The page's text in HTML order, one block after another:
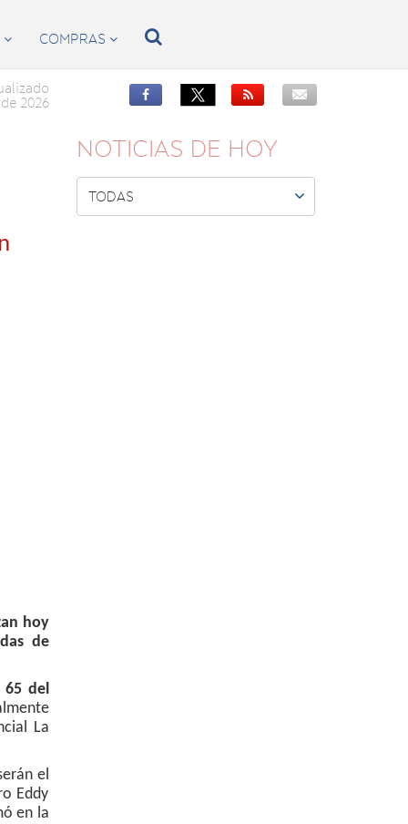
 COMPRAS  
2026


hoy
de
65 del
La
el
Eddy
en la
NOTICIAS DE HOY
TODAS 